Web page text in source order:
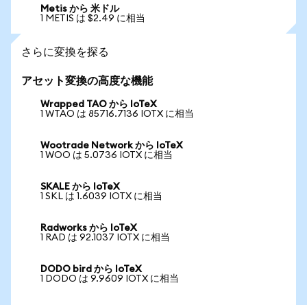
Metis から 米ドル
1 METIS は $2.49 に相当
さらに変換を探る
アセット変換の高度な機能
Wrapped TAO から IoTeX
1 WTAO は 85716.7136 IOTX に相当
Wootrade Network から IoTeX
1 WOO は 5.0736 IOTX に相当
SKALE から IoTeX
1 SKL は 1.6039 IOTX に相当
Radworks から IoTeX
1 RAD は 92.1037 IOTX に相当
DODO bird から IoTeX
1 DODO は 9.9609 IOTX に相当